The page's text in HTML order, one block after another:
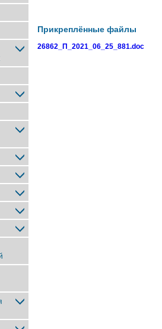
Прикреплённые файлы
26862_П_2021_06_25_881.doc